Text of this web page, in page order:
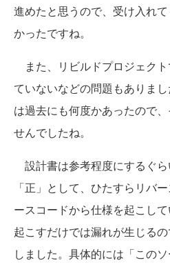
進めたと思うので、受け入れ
かったですね。
また、リビルドプロジェク
ていないなどの問題もありま
は過去にも何度かあったので
せんでしたね。
設計書は参考程度にするぐ
「正」として、ひたすらリバ
ースコードから仕様を起こし
起こすだけでは漏れが生じる
しました。具体的には「この